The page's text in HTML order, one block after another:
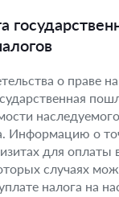
о праве
Информацию о
для оплаты
случаях
налога на